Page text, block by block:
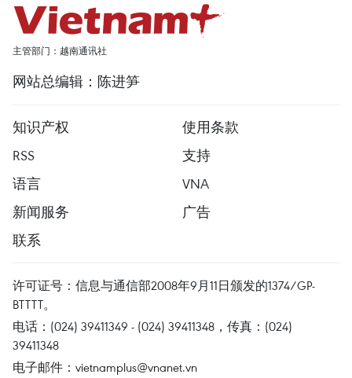
主管部门：越南通讯社
网站总编辑：陈进笋
知识产权
使用条款
RSS
支持
语言
VNA
新闻服务
广告
联系
许可证号：信息与通信部2008年9月11日颁发的1374/GP-
BTTTT。
电话：(024) 39411349 - (024) 39411348，传真：(024)
39411348
电子邮件： vietnamplus@vnanet.vn